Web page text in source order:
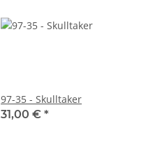
97-35 - Skulltaker
31,00 € *